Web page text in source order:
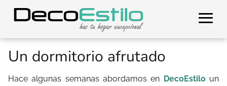
Un dormitorio afrutado
Hace algunas semanas abordamos en DecoEstiloun